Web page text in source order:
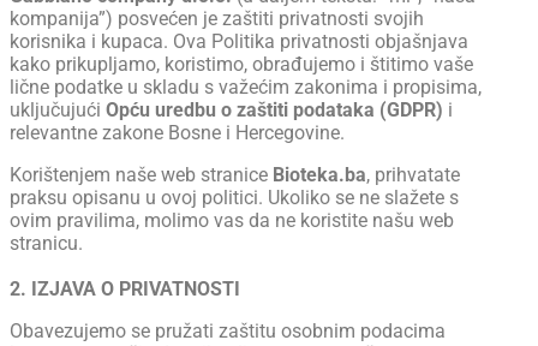
kompanija”) posvećen je zaštiti privatnosti svojih
korisnika i kupaca. Ova Politika privatnosti objašnjava
kako prikupljamo, koristimo, obrađujemo i štitimo vaše
lične podatke u skladu s važećim zakonima i propisima,
uključujući Opću uredbu o zaštiti podataka (GDPR) i
relevantne zakone Bosne i Hercegovine.
Korištenjem naše web stranice Bioteka.ba, prihvatate
praksu opisanu u ovoj politici. Ukoliko se ne slažete s
ovim pravilima, molimo vas da ne koristite našu web
stranicu.
2. IZJAVA O PRIVATNOSTI
Obavezujemo se pružati zaštitu osobnim podacima